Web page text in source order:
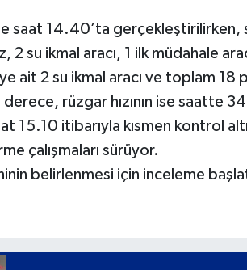
saat 14.40’ta gerçekleştirilirken,
2 su ikmal aracı, 1 ilk müdahale
ait 2 su ikmal aracı ve toplam 18
derece, rüzgar hızının ise
15.10 itibarıyla kısmen kontrol
çalışmaları sürüyor.
belirlenmesi için inceleme